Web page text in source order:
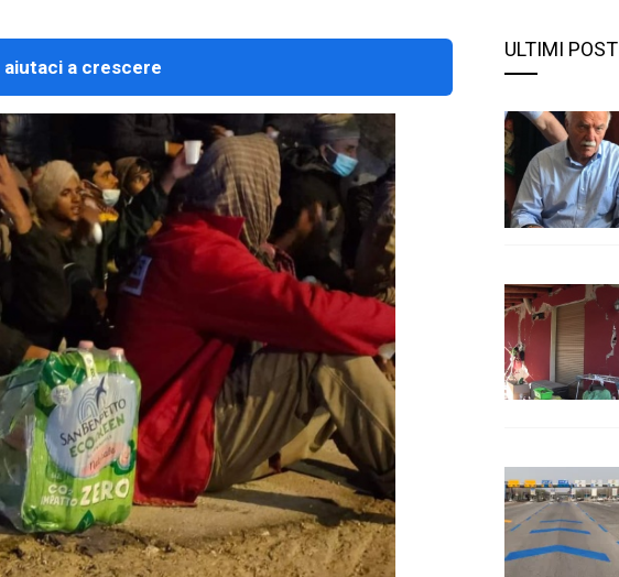
aiutaci a crescere
ULTIMI POST